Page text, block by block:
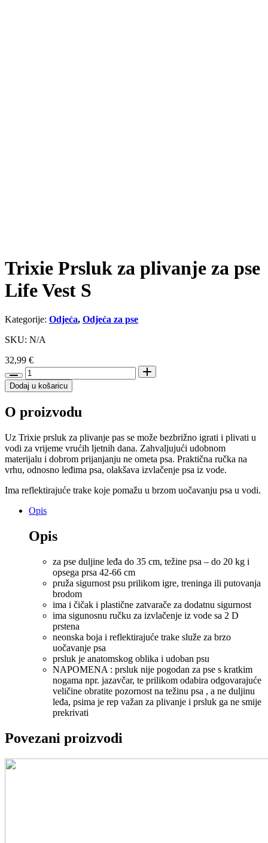
Trixie Prsluk za plivanje za pse
Life Vest S
Kategorije: Odjeća, Odjeća za pse
SKU: N/A
32,99 €
Trixie
Prsluk
za
za
Life
Vest
S
količina
Dodaj u košaricu
O proizvodu
Uz Trixie prsluk za plivanje pas se može bezbrižno igrati i plivati u
vodi za vrijeme vrućih ljetnih dana. Zahvaljujući udobnom
materijalu i dobrom prijanjanju ne ometa psa. Praktična ručka na
vrhu, odnosno leđima psa, olakšava izvlačenje psa iz vode.
Ima reflektirajuće trake koje pomažu u brzom uočavanju psa u vodi.
Opis
Opis
za pse duljine leđa do 35 cm, težine psa – do 20 kg i
opsega prsa 42-66 cm
pruža sigurnost psu prilikom igre, treninga ili putovanja
brodom
ima i čičak i plastične zatvarače za dodatnu sigurnost
ima sigunosnu ručku za izvlačenje iz vode sa 2 D
prstena
neonska boja i reflektirajuće trake služe za brzo
uočavanje psa
prsluk je anatomskog oblika i udoban psu
NAPOMENA : prsluk nije pogodan za pse s kratkim
nogama npr. jazavčar, te prilikom odabira odgovarajuće
veličine obratite pozornost na težinu psa , a ne duljinu
leđa, psima je rep važan za plivanje i prsluk ga ne smije
prekrivati
Povezani proizvodi